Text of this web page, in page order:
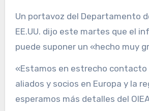
Un portavoz del Departamento
EE.UU. dijo este martes que el
puede suponer un «hecho muy
«Estamos en estrecho contacto
aliados y socios en Europa y la
esperamos más detalles del